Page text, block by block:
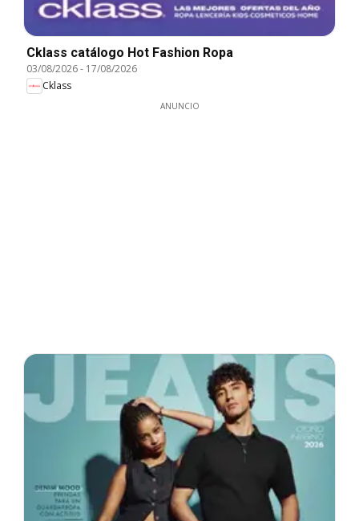
Cklass catálogo Hot Fashion Ropa
03/08/2026- 17/08/2026
Cklass
ANUNCIO